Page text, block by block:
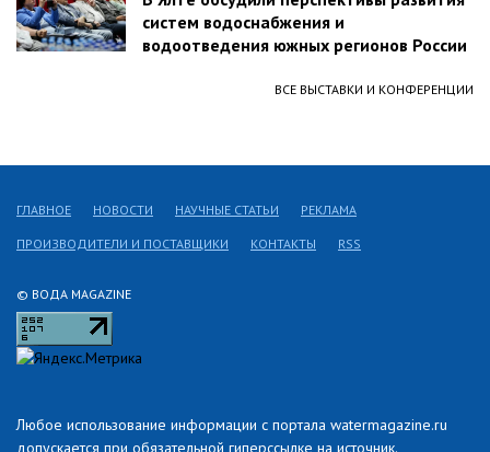
систем водоснабжения и
водоотведения южных регионов России
ВСЕ ВЫСТАВКИ И КОНФЕРЕНЦИИ
© ВОДА MAGAZINE
Любое использование информации с портала watermagazine.ru
допускается при обязательной гиперссылке на источник.
ГЛАВНОЕ НОВОСТИ НАУЧНЫЕ СТАТЬИ РЕКЛАМА
ПРОИЗВОДИТЕЛИ И ПОСТАВЩИКИ КОНТАКТЫ RSS